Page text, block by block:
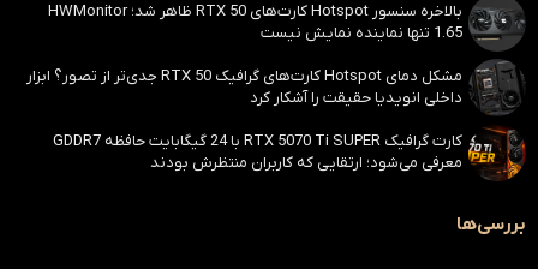
بالاخره سنسور Hotspot کارت‌های RTX 50 ظاهر شد؛ HWMonitor
1.65 تنها نماینده نمایش نیست
مشکل دمای Hotspot کارت‌های گرافیک RTX 50 جدی‌تر از تصور؟ ابزار
داخلی انویدیا حقیقت را آشکار کرد
کارت گرافیک RTX 5070 Ti SUPER با 24 گیگابایت حافظه GDDR7
معرفی می‌شود؛ ارتقایی که کاربران منتظرش بودند
بررسی‌ها